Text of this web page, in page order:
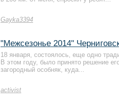
Gayka3394
activist
"Межсезонье 2014"
18 января, состоялось, еще одно
В этом году, было принято решение
загородный особняк, куда...